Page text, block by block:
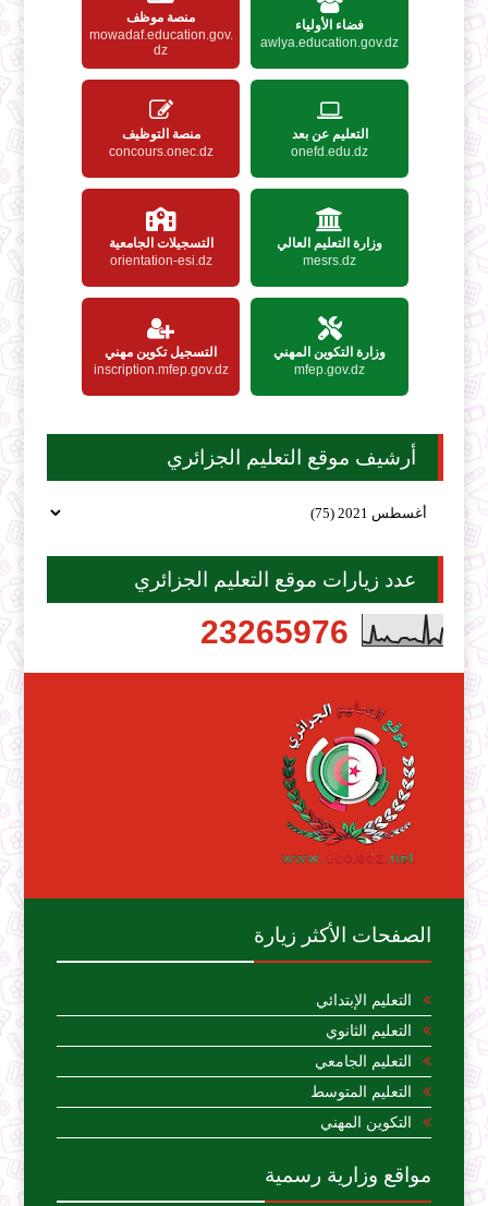
فضاء الأولياء
awlya.education.gov.dz
منصة موظف
mowadaf.education.gov.
dz
التعليم عن بعد
onefd.edu.dz
منصة التوظيف
concours.onec.dz
وزارة التعليم العالي
mesrs.dz
التسجيلات الجامعية
orientation-esi.dz
وزارة التكوين المهني
mfep.gov.dz
التسجيل تكوين مهني
inscription.mfep.gov.dz
أرشيف موقع التعليم الجزائري
عدد زيارات موقع التعليم الجزائري
23265976
الصفحات الأكثر زيارة
التعليم الإبتدائي
التعليم الثانوي
التعليم الجامعي
التعليم المتوسط
التكوين المهني
مواقع وزارية رسمية